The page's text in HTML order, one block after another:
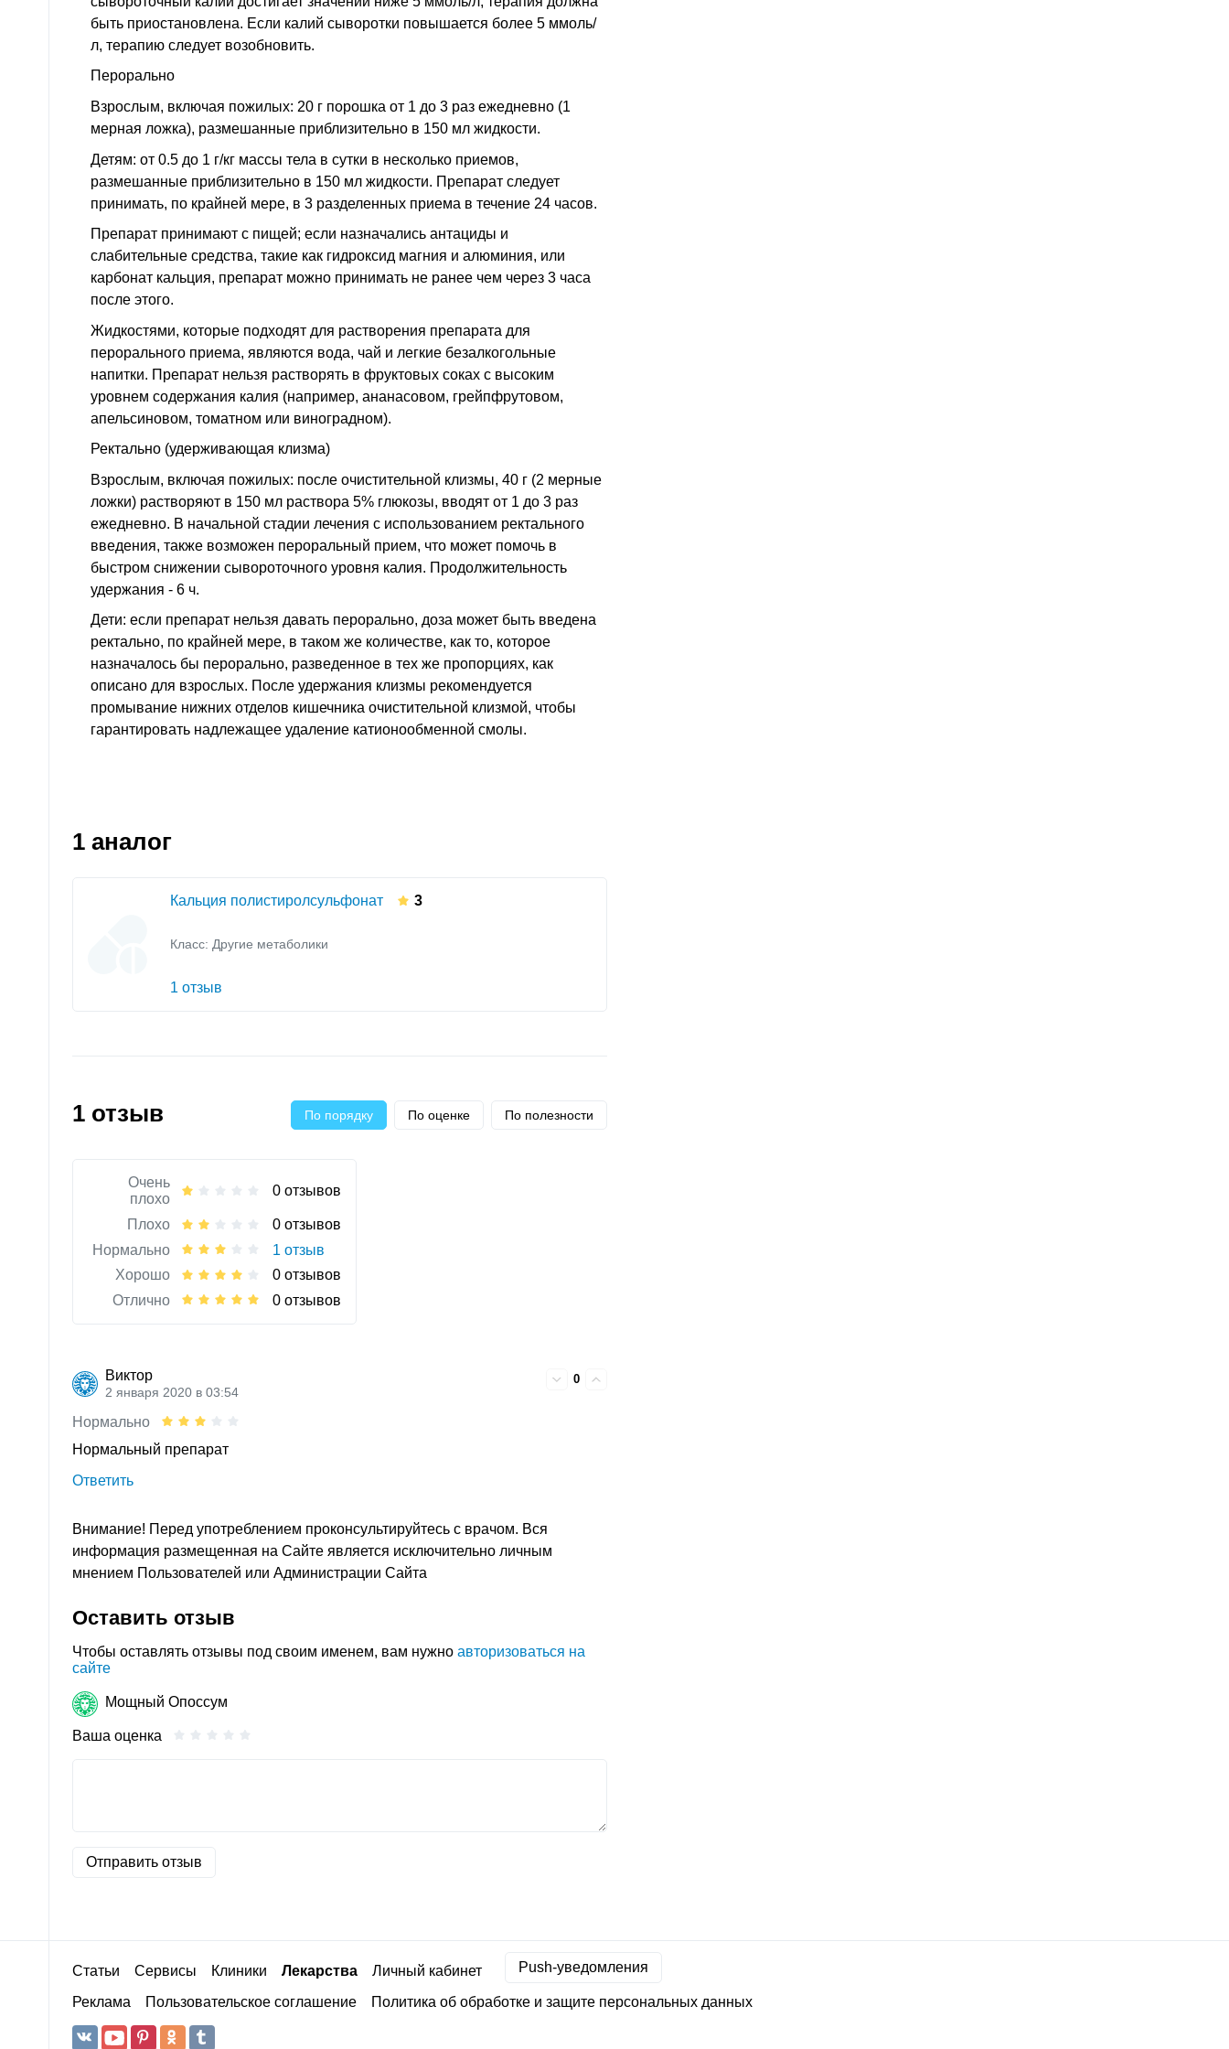
быть приостановлена. Если калий сыворотки повышается более 5 ммоль/
л, терапию следует возобновить.
Перорально
Взрослым, включая пожилых: 20 г порошка от 1 до 3 раз ежедневно (1
мерная ложка), размешанные приблизительно в 150 мл жидкости.
Детям: от 0.5 до 1 г/кг массы тела в сутки в несколько приемов,
размешанные приблизительно в 150 мл жидкости. Препарат следует
принимать, по крайней мере, в 3 разделенных приема в течение 24 часов.
Препарат принимают с пищей; если назначались антациды и
слабительные средства, такие как гидроксид магния и алюминия, или
карбонат кальция, препарат можно принимать не ранее чем через 3 часа
после этого.
Жидкостями, которые подходят для растворения препарата для
перорального приема, являются вода, чай и легкие безалкогольные
напитки. Препарат нельзя растворять в фруктовых соках с высоким
уровнем содержания калия (например, ананасовом, грейпфрутовом,
апельсиновом, томатном или виноградном).
Ректально (удерживающая клизма)
Взрослым, включая пожилых: после очистительной клизмы, 40 г (2 мерные
ложки) растворяют в 150 мл раствора 5% глюкозы, вводят от 1 до 3 раз
ежедневно. В начальной стадии лечения с использованием ректального
введения, также возможен пероральный прием, что может помочь в
быстром снижении сывороточного уровня калия. Продолжительность
удержания - 6 ч.
Дети: если препарат нельзя давать перорально, доза может быть введена
ректально, по крайней мере, в таком же количестве, как то, которое
назначалось бы перорально, разведенное в тех же пропорциях, как
описано для взрослых. После удержания клизмы рекомендуется
промывание нижних отделов кишечника очистительной клизмой, чтобы
гарантировать надлежащее удаление катионообменной смолы.
1 аналог
Кальция полистиролсульфонат 3
Класс: Другие метаболики
1 отзыв
1 отзыв По порядку По оценке По полезности
Очень
плохо
0 отзывов
Плохо
0 отзывов
Нормально
1 отзыв
Хорошо
0 отзывов
Отлично
0 отзывов
Виктор
2 января 2020 в 03:54
0
Нормально
Нормальный препарат
Ответить
Внимание! Перед употреблением проконсультируйтесь с врачом. Вся
информация размещенная на Сайте является исключительно личным
мнением Пользователей или Администрации Сайта
Оставить отзыв
Чтобы оставлять отзывы под своим именем, вам нужно авторизоваться на
сайте
Мощный Опоссум
Ваша оценка
Отправить отзыв
Статьи Сервисы Клиники Лекарства Личный кабинет Push-уведомления
Реклама Пользовательское соглашение Политика об обработке и защите персональных данных